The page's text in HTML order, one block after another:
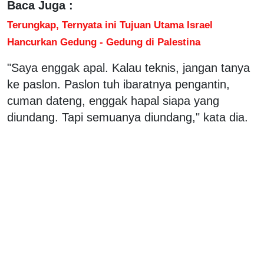
Baca Juga :
Terungkap, Ternyata ini Tujuan Utama Israel
Hancurkan Gedung - Gedung di Palestina
"Saya enggak apal. Kalau teknis, jangan tanya
ke paslon. Paslon tuh ibaratnya pengantin,
cuman dateng, enggak hapal siapa yang
diundang. Tapi semuanya diundang," kata dia.